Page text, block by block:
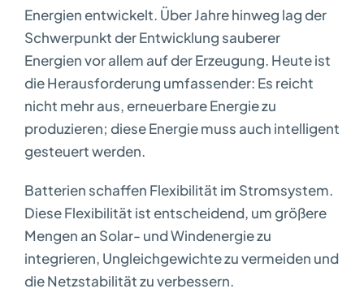
Energien entwickelt. Über Jahre hinweg lag der
Schwerpunkt der Entwicklung sauberer
Energien vor allem auf der Erzeugung. Heute ist
die Herausforderung umfassender: Es reicht
nicht mehr aus, erneuerbare Energie zu
produzieren; diese Energie muss auch intelligent
gesteuert werden.
Batterien schaffen Flexibilität im Stromsystem.
Diese Flexibilität ist entscheidend, um größere
Mengen an Solar- und Windenergie zu
integrieren, Ungleichgewichte zu vermeiden und
die Netzstabilität zu verbessern.